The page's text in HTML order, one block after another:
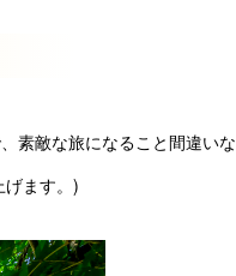
素敵な旅になること間違いな
ます。)